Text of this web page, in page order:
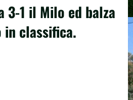
3-1 il Milo ed balza
classifica.